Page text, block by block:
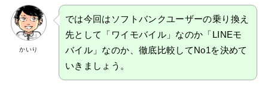
かいり
では今回はソフトバンクユーザーの乗り換え
先として「ワイモバイル」なのか「LINEモ
バイル」なのか、徹底比較してNo1を決めて
いきましょう。